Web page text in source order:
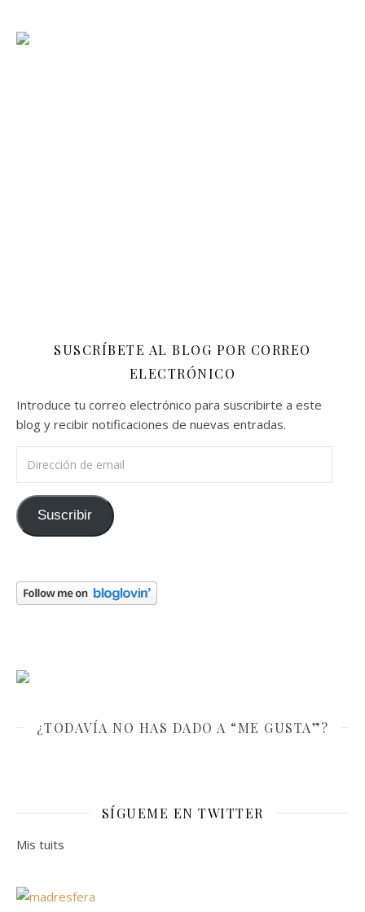
SUSCRÍBETE AL BLOG POR CORREO
ELECTRÓNICO
Introduce tu correo electrónico para suscribirte a este
blog y recibir notificaciones de nuevas entradas.
Suscribir
¿TODAVÍA NO HAS DADO A “ME GUSTA”?
SÍGUEME EN TWITTER
Mis tuits